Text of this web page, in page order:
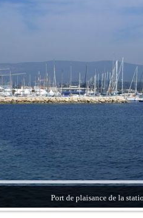
Port de plaisance de la